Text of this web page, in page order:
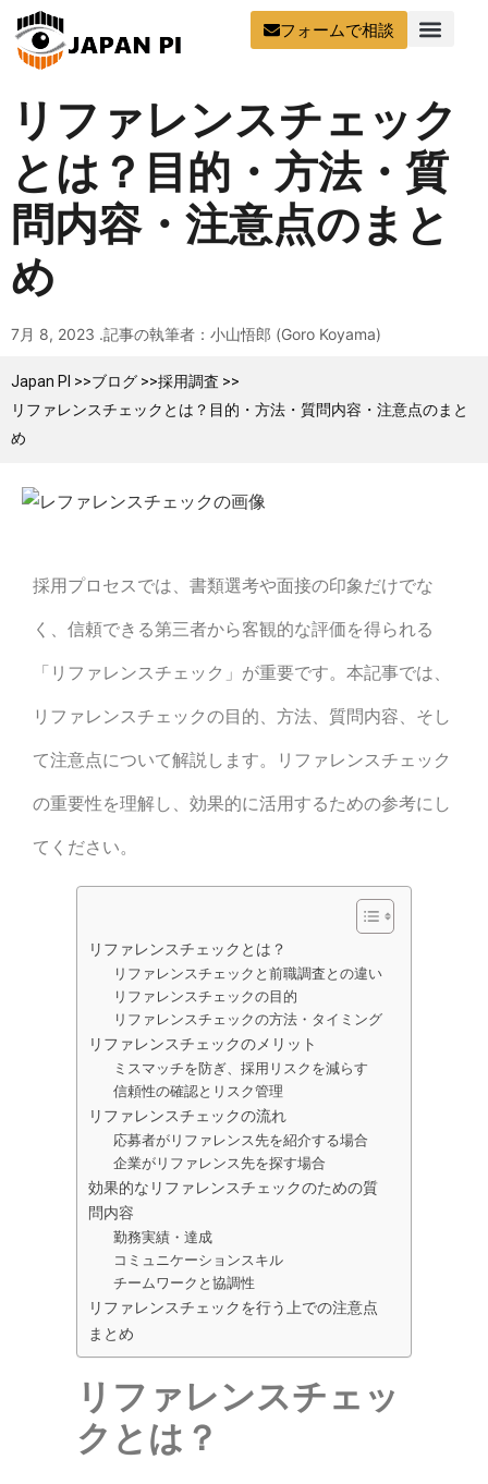
フォームで相談
リファレンスチェック
とは？目的・方法・質
問内容・注意点のまと
め
7月 8, 2023 .記事の執筆者：小山悟郎 (Goro Koyama)
Japan PI >>ブログ >>採用調査 >>
リファレンスチェックとは？目的・方法・質問内容・注意点のまと
め
採用プロセスでは、 書類選考や面接の印象だけでな
く、信頼できる第三者から客観的な評価を得られる
「リファレンスチェック」が重要です。 本記事では、
リファレンスチェックの目的、方法、質問内容、そし
て注意点について解説します。リファレンスチェック
の重要性を理解し、効果的に活用するための参考にし
てください。
リファレンスチェックとは？
リファレンスチェックと前職調査との違い
リファレンスチェックの目的
リファレンスチェックの方法・タイミング
リファレンスチェックのメリット
ミスマッチを防ぎ、採用リスクを減らす
信頼性の確認とリスク管理
リファレンスチェックの流れ
応募者がリファレンス先を紹介する場合
企業がリファレンス先を探す場合
効果的なリファレンスチェックのための質
問内容
勤務実績・達成
コミュニケーションスキル
チームワークと協調性
リファレンスチェックを行う上での注意点
まとめ
リファレンスチェッ
クとは？